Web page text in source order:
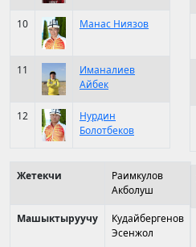
10 Манас Ниязов
11
Иманалиев
Айбек
12
Нурдин
Болотбеков
Жетекчи
Раимкулов
Акболуш
Машыктыруучу
Кудайбергенов
Эсенжол